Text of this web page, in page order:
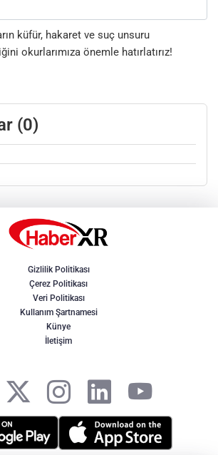
küfür, hakaret ve suç unsuru
okurlarımıza önemle hatırlatırız!
(0)
Gizlilik Politikası
Çerez Politikası
Veri Politikası
Kullanım Şartnamesi
Künye
İletişim